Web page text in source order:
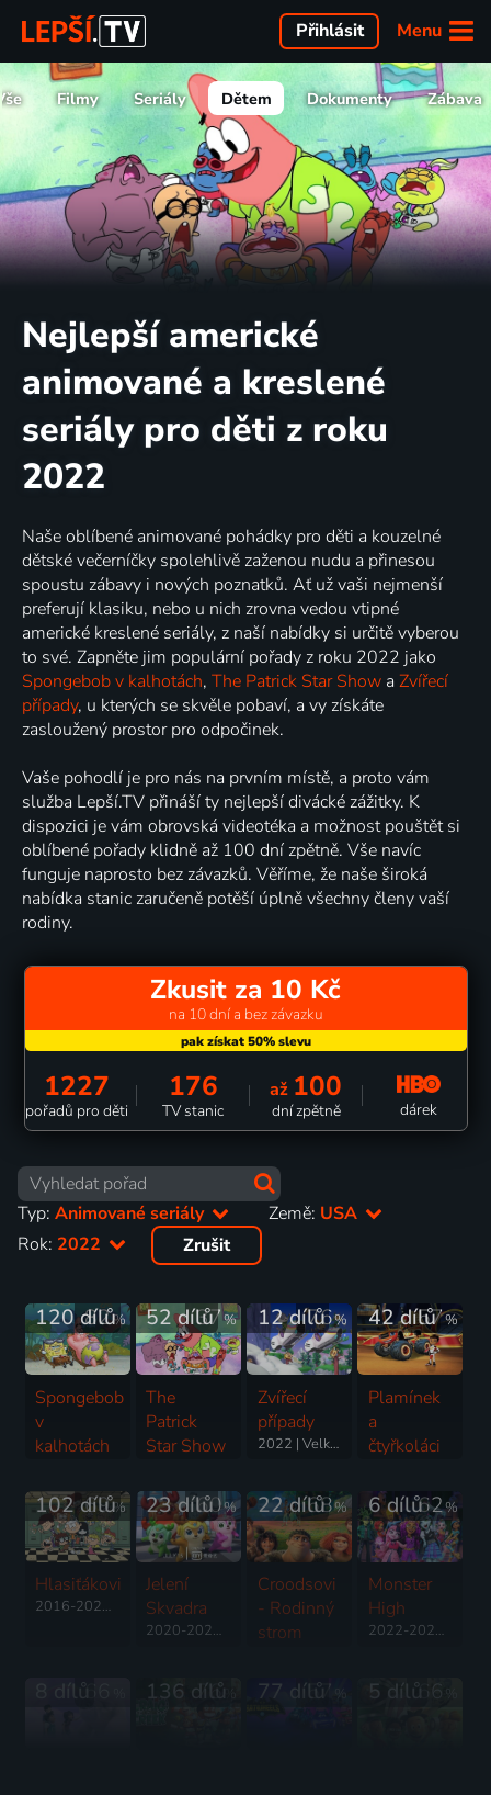
Menu
Přihlásit
Filmy Seriály Dětem Dokumenty Zábava
Nejlepší americké
animované a kreslené
seriály pro děti z roku
2022
Naše oblíbené animované pohádky pro děti a kouzelné
dětské večerníčky spolehlivě zaženou nudu a přinesou
spoustu zábavy i nových poznatků. Ať už vaši nejmenší
preferují klasiku, nebo u nich zrovna vedou vtipné
americké kreslené seriály, z naší nabídky si určitě vyberou
to své. Zapněte jim populární pořady z roku 2022 jako
Spongebob v kalhotách, The Patrick Star Show a Zvířecí
případy, u kterých se skvěle pobaví, a vy získáte
zasloužený prostor pro odpočinek.
Vaše pohodlí je pro nás na prvním místě, a proto vám
služba Lepší.TV přináší ty nejlepší divácké zážitky. K
dispozici je vám obrovská videotéka a možnost pouštět si
oblíbené pořady klidně až 100 dní zpětně. Vše navíc
funguje naprosto bez závazků. Věříme, že naše široká
nabídka stanic zaručeně potěší úplně všechny členy vaší
rodiny.
Zkusit za 10 Kč
na 10 dní a bez závazku
1227
pořadů pro děti
176
TV stanic
až 100
dní zpětně dárek
Typ: Animované seriály Země: USA
Rok: 2022 Zrušit
82%
120 dílů
Spongebob
v
kalhotách
37%
52 dílů
The
Patrick
Star Show
76%
12 dílů
Zvířecí
případy
2022 | Velká Británie, USA | Animovaný, Akční, Dobrodružný, Komedie, Rodinný, Science Fiction
57%
42 dílů
Plamínek
a
čtyřkoláci
69%
102 dílů
Hlasiťákovi
2016-2026 | USA | Animovaný, Akční, Dobrodružný, Drama, Fantasy, Hudební, Komedie, Rodinný, Thriller, Horor
60%
23 dílů
Jelení
Skvadra
2020-2025 | USA, Čína | Akční, Animovaný, Dobrodružný, Komedie, Rodinný, Science Fiction
68%
22 dílů
Croodsovi
- Rodinný
strom
62%
6 dílů
Monster
High
2022-2024 | USA | Animovaný, Fantasy, Komedie, Pohádka, Rodinný
66
8 dílů 76%
136 dílů 57
77 dílů 66
5 dílů